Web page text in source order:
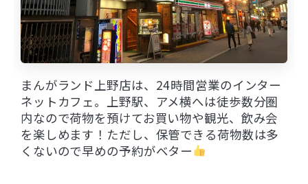
まんがランド上野店は、24時間営業のインター
ネットカフェ。上野駅、アメ横へは徒歩数分圏
内なので荷物を預けてお買い物や観光、飲み会
を楽しめます！ただし、保管できる荷物数は多
くないので早めの予約がベター